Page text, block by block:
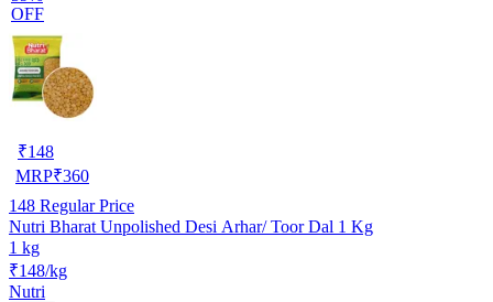
OFF
₹148
MRP₹360
148 Regular Price
Nutri Bharat Unpolished Desi Arhar/ Toor Dal 1 Kg
1 kg
₹148/kg
Nutri